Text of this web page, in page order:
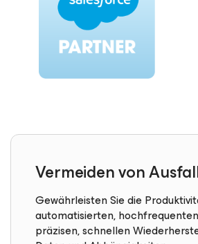
Vermeiden von
Gewährleisten Sie die
automatisierten,
präzisen, schnellen